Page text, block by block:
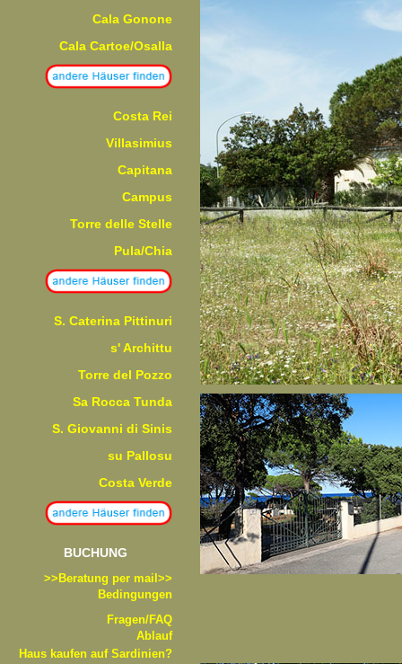
Cala Gonone
Cala Cartoe/Osalla
Costa Rei
Villasimius
Capitana
Campus
Torre delle Stelle
Pula/Chia
S. Caterina Pittinuri
s' Archittu
Torre del Pozzo
Sa Rocca Tunda
S. Giovanni di Sinis
su Pallosu
Costa Verde
BUCHUNG
>>Beratung per mail>>
Bedingungen
Fragen/FAQ
Ablauf
Haus kaufen auf Sardinien?